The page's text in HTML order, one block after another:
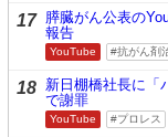
17 膵臓がん公表の
報告
YouTube 抗がん剤
18 新日棚橋社長に「
で謝罪
YouTube プロレス